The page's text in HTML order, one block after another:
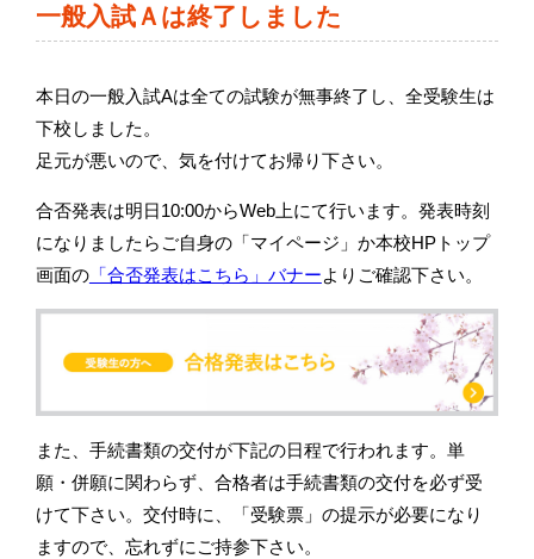
一般入試Ａは終了しました
本日の一般入試Aは全ての試験が無事終了し、全受験生は
下校しました。
足元が悪いので、気を付けてお帰り下さい。
合否発表は明日10:00からWeb上にて行います。発表時刻
になりましたらご自身の「マイページ」か本校HPトップ
画面の「合否発表はこちら」バナーよりご確認下さい。
また、手続書類の交付が下記の日程で行われます。単
願・併願に関わらず、合格者は手続書類の交付を必ず受
けて下さい。交付時に、「受験票」の提示が必要になり
ますので、忘れずにご持参下さい。